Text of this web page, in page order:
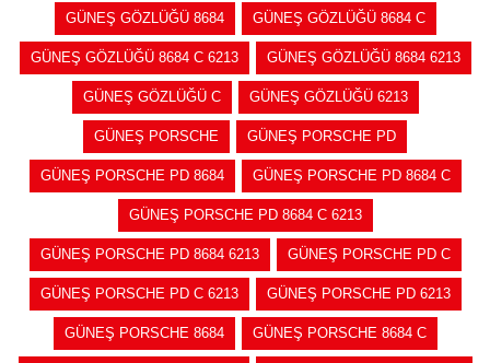
GÜNEŞ GÖZLÜĞÜ 8684 GÜNEŞ GÖZLÜĞÜ 8684 C
GÜNEŞ GÖZLÜĞÜ 8684 C 6213 GÜNEŞ GÖZLÜĞÜ 8684 6213
GÜNEŞ GÖZLÜĞÜ C GÜNEŞ GÖZLÜĞÜ 6213
GÜNEŞ PORSCHE GÜNEŞ PORSCHE PD
GÜNEŞ PORSCHE PD 8684 GÜNEŞ PORSCHE PD 8684 C
GÜNEŞ PORSCHE PD 8684 C 6213
GÜNEŞ PORSCHE PD 8684 6213 GÜNEŞ PORSCHE PD C
GÜNEŞ PORSCHE PD C 6213 GÜNEŞ PORSCHE PD 6213
GÜNEŞ PORSCHE 8684 GÜNEŞ PORSCHE 8684 C